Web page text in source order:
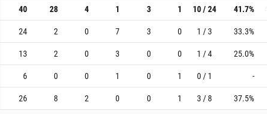
40 28 4 1 3 1 10 / 24 41.7%
24 2 0 7 3 0 1 / 3 33.3%
13 2 0 3 0 0 1 / 4 25.0%
6 0 0 1 0 1 0 / 1 -
26 8 2 0 0 1 3 / 8 37.5%